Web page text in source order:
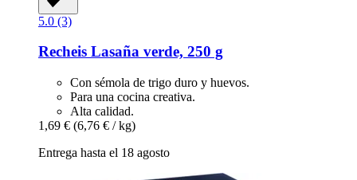
5.0 (3)
Recheis Lasaña verde, 250 g
Con sémola de trigo duro y huevos.
Para una cocina creativa.
Alta calidad.
1,69 € (6,76 € / kg)
Entrega hasta el 18 agosto